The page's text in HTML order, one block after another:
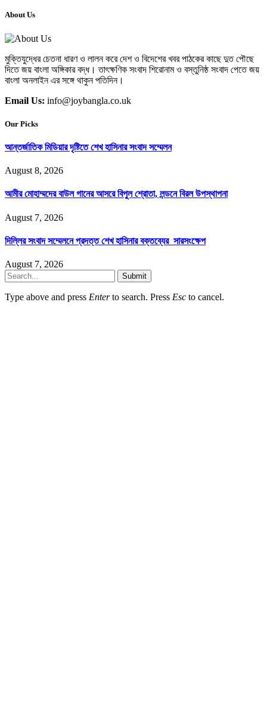
About Us
মুক্তিযুদ্ধের চেতনা ধারণ ও লালন করে দেশ ও বিদেশের খবর পাঠকের কাছে দুত পৌছে
দিতে জয় বাংলা অঙ্গিকার বদ্ধ। তাৎক্ষণিক সংবাদ শিরোনাম ও বস্তুনিষ্ঠ সংবাদ পেতে জয়
বাংলা অনলাইন এর সঙ্গে থাকুন পতিদিন।
Email Us: info@joybangla.co.uk
Our Picks
আন্তর্জাতিক মিডিয়ার দৃষ্টিতে শেখ হাসিনার সংবাদ সম্মেলন
August 8, 2026
আমীর মোহাম্মদের বাউল গানের আসরে বিপুল শ্রোতা, লন্ডনে বিরল উপস্থাপনা
August 7, 2026
দিল্লির সংবাদ সম্মেলনে প্রদত্ত শেখ হাসিনার বক্তব্যের সারসংক্ষেপ
August 7, 2026
Submit
Type above and press Enterto search. Press Esc to cancel.